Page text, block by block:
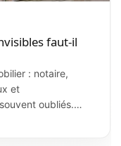
faut-il
: notaire,
et
oubliés.